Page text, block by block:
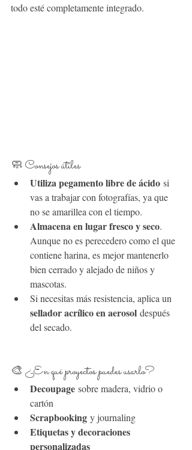
todo esté completamente integrado.
🧼 Consejos útiles
Utiliza pegamento libre de ácido si
vas a trabajar con fotografías, ya que
no se amarillea con el tiempo.
Almacena en lugar fresco y seco.
Aunque no es perecedero como el que
contiene harina, es mejor mantenerlo
bien cerrado y alejado de niños y
mascotas.
Si necesitas más resistencia, aplica un
sellador acrílico en aerosol después
del secado.
🎨 ¿En qué proyectos puedes usarlo?
Decoupage sobre madera, vidrio o
cartón
Scrapbooking y journaling
Etiquetas y decoraciones
personalizadas